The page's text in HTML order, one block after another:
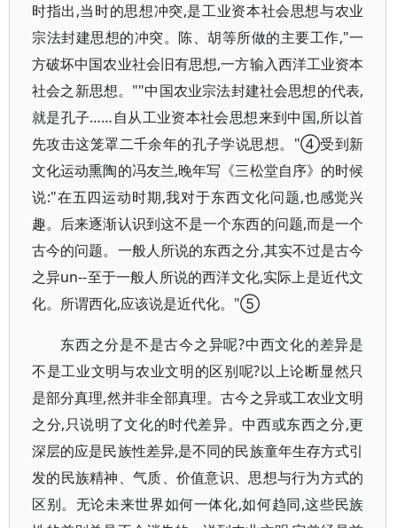
时指出,当时的思想冲突,是工业资本社会思想与农业
宗法封建思想的冲突。陈、胡等所做的主要工作,"一
方破坏中国农业社会旧有思想,一方输入西洋工业资本
社会之新思想。""中国农业宗法封建社会思想的代表,
就是孔子……自从工业资本社会思想来到中国,所以首
先攻击这笼罩二千余年的孔子学说思想。"④受到新
文化运动熏陶的冯友兰,晚年写《三松堂自序》的时候
说:"在五四运动时期,我对于东西文化问题,也感觉兴
趣。后来逐渐认识到这不是一个东西的问题,而是一个
古今的问题。一般人所说的东西之分,其实不过是古今
之异un--至于一般人所说的西洋文化,实际上是近代文
化。所谓西化,应该说是近代化。"⑤
东西之分是不是古今之异呢?中西文化的差异是
不是工业文明与农业文明的区别呢?以上论断显然只
是部分真理,然并非全部真理。古今之异或工农业文明
之分,只说明了文化的时代差异。中西或东西之分,更
深层的应是民族性差异,是不同的民族童年生存方式引
发的民族精神、气质、价值意识、思想与行为方式的
区别。无论未来世界如何一体化,如何趋同,这些民族